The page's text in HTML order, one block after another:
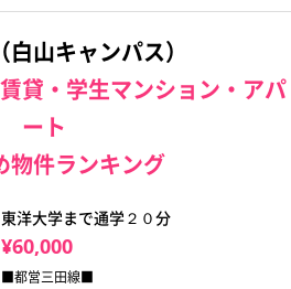
山キャンパス）
貸・学生マンション・アパ
ート
物件ランキング
東洋大学まで通学２０分
¥60,000
■都営三田線■